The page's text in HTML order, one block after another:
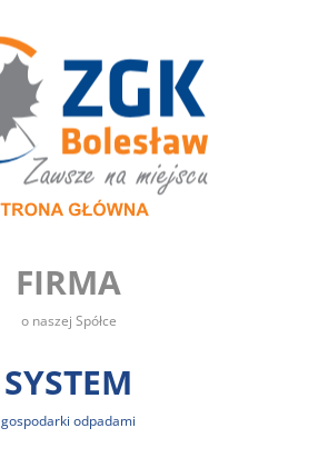
FIRMA
o naszej Spółce
SYSTEM
gospodarki odpadami